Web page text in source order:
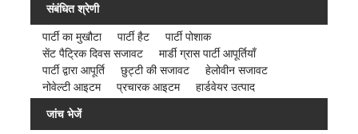
संबंधित श्रेणी
पार्टी का मुखौटा
पार्टी हैट
पार्टी पोशाक
सेंट पैट्रिक दिवस सजावट
मार्डी ग्रास पार्टी आपूर्तियाँ
पार्टी द्वारा आपूर्ति
छुट्टी की सजावट
हेलोवीन सजावट
नोवेल्टी आइटम
प्रचारक आइटम
हार्डवेयर उत्पाद
जांच भेजें